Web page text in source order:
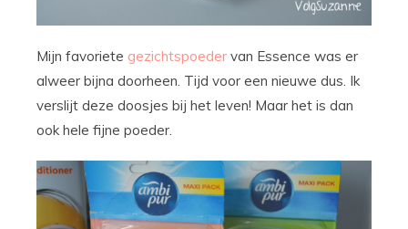
Mijn favoriete gezichtspoeder van Essence was er
alweer bijna doorheen. Tijd voor een nieuwe dus. Ik
verslijt deze doosjes bij het leven! Maar het is dan
ook hele fijne poeder.